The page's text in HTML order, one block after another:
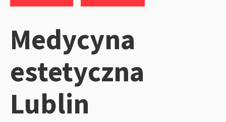
Medycyna
estetyczna
Lublin